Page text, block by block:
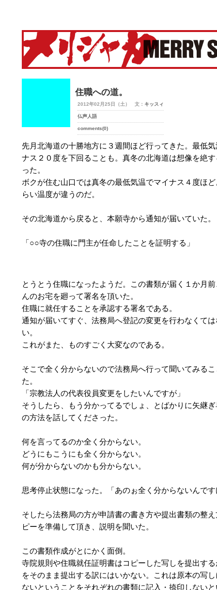
住職への道。
2012年02月25日（土） 文： キッスィ
仏声人語
comments(0)
先月北海道の十勝地方に３週間ほど行ってきた。最低
ナス２０度を下回ることも。真冬の北海道は想像を絶
った。
ボクが住む山口では真冬の最低気温でマイナス４度ほ
らい温度が違うのだ。
その北海道から戻ると、本願寺から通知が届いていた。
「○○寺の住職に門主が任命したことを証明する」
とうとう住職になったようだ。この書類が届く１か月
んのお宅を廻って署名を頂いた。
住職に就任することを承認する署名である。
通知が届いてすぐ、法務局へ登記の変更を行わなくて
い。
これがまた、ものすごく大変なのである。
そこで全く分からないので法務局へ行って聞いてみる
た。
「宗教法人の代表役員変更をしたいんですが」
そうしたら、もう分かってるでしょ、とばかりに矢継
の方法を話してくださった。
何を言ってるのか全く分からない。
どうにもこうにも全く分からない。
何が分からないのかも分からない。
思考停止状態になった。「あのぉ全く分からないんで
そしたら法務局の方が申請書の書き方や提出書類の整
ピーを準備して頂き、説明を聞いた。
この書類作成がとにかく面倒。
寺院規則や住職就任証明書はコピーした写しを提出す
をそのまま提出する訳にはいかない。これは原本の写
ないということをそれぞれの書類に記入・捺印しない